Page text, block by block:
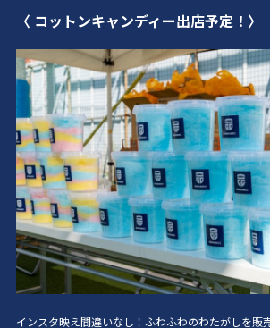
〈 コットンキャンディー出店予定 ！〉
インスタ映え間違いなし！ふわふわのわたがしを販